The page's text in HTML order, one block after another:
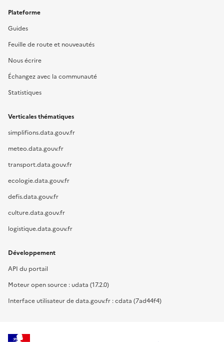
Plateforme
Guides
Feuille de route et nouveautés
Nous écrire
Échangez avec la communauté
Statistiques
Verticales thématiques
simplifions.data.gouv.fr
meteo.data.gouv.fr
transport.data.gouv.fr
ecologie.data.gouv.fr
defis.data.gouv.fr
culture.data.gouv.fr
logistique.data.gouv.fr
Développement
API du portail
Moteur open source : udata (17.2.0)
Interface utilisateur de data.gouv.fr : cdata (7ad44f4)